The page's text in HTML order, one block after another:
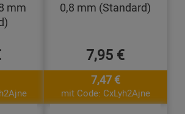
mm
0,8 mm (Standard)
7,95 €
7,47 €
mit Code: CxLyh2Ajne